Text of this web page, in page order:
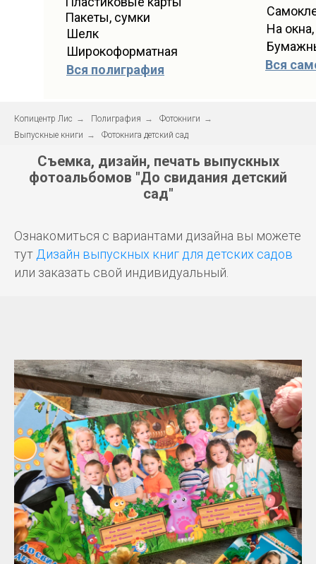
Пакеты, сумки
Вся полиграфия
На
Широкоформатная
Шелк
Вся
Копицентр Лис → Полиграфия → Фотокниги →
Выпускные книги → Фотокнига детский сад
Съемка, дизайн, печать выпускных
фотоальбомов "До свидания детский
сад"
Ознакомиться с вариантами дизайна вы можете
тут Дизайн выпускных книг для детских садов
или заказать свой индивидуальный.